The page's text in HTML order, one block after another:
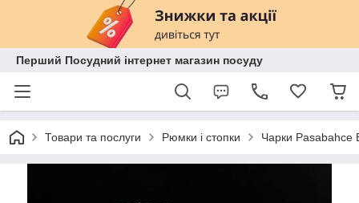
Перший Посудний інтернет магазин посуду
Товари та послуги Рюмки і стопки Чарки Pasabahce